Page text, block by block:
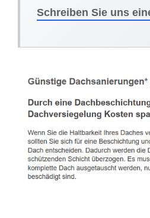
Schreiben Sie uns